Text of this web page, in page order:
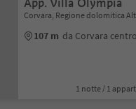
Corvara, Regione dolomitica
107 m da Corvara centro
1 notte / 1